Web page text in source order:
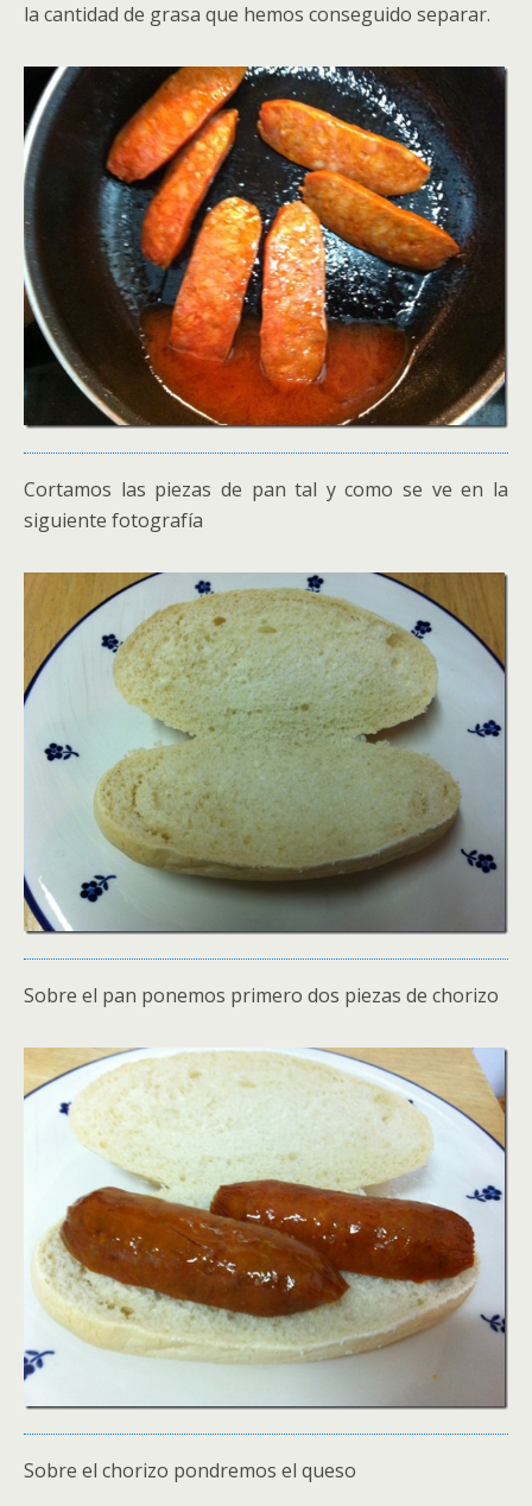
la cantidad de grasa que hemos conseguido separar.
Cortamos las piezas de pan tal y como se ve en la
siguiente fotografía
Sobre el pan ponemos primero dos piezas de chorizo
Sobre el chorizo pondremos el queso